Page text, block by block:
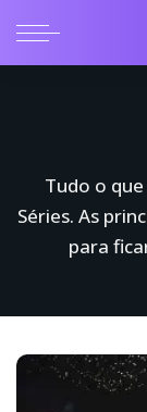
Tudo o
Séries. As
para